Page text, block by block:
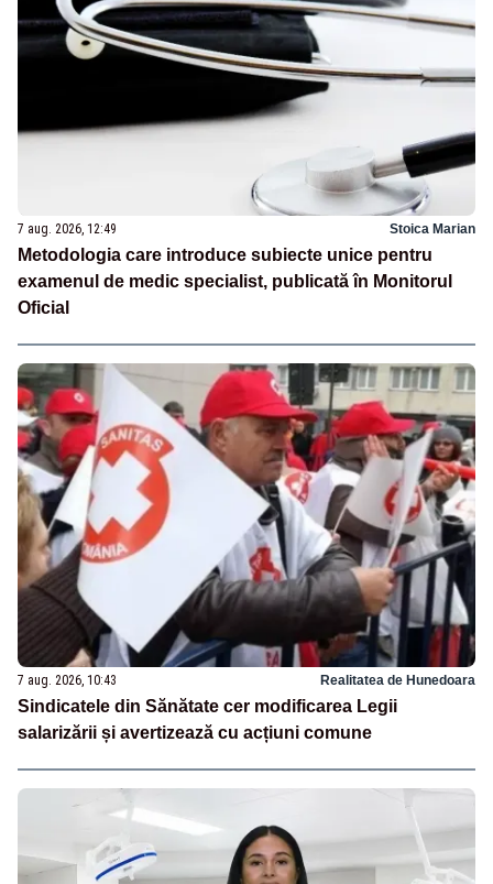
7 aug. 2026, 12:49 Stoica Marian
Metodologia care introduce subiecte unice pentru
examenul de medic specialist, publicată în Monitorul
Oficial
7 aug. 2026, 10:43 Realitatea de Hunedoara
Sindicatele din Sănătate cer modificarea Legii
salarizării și avertizează cu acțiuni comune